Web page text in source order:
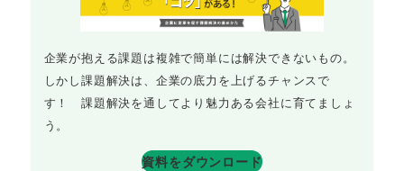
企業が抱える課題は複雑で簡単には解決できないもの。
しかし課題解決は、企業の底力を上げるチャンスで
す！ 課題解決を通してより魅力ある会社に育てましょ
う。
資料をダウンロード